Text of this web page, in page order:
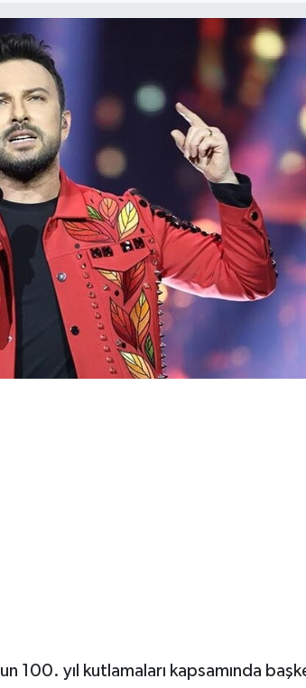
100. yıl kutlamaları kapsamında